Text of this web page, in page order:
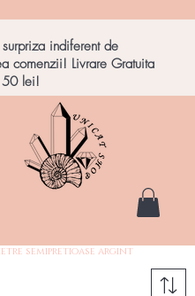
indiferent de
comenzii! Livrare Gratuita
lei!
semipretioase argint